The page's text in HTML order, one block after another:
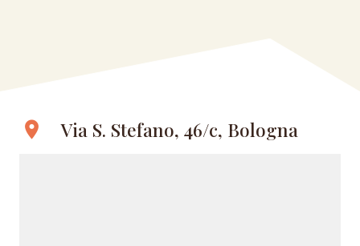
location_on Via S. Stefano, 46/c, Bologna